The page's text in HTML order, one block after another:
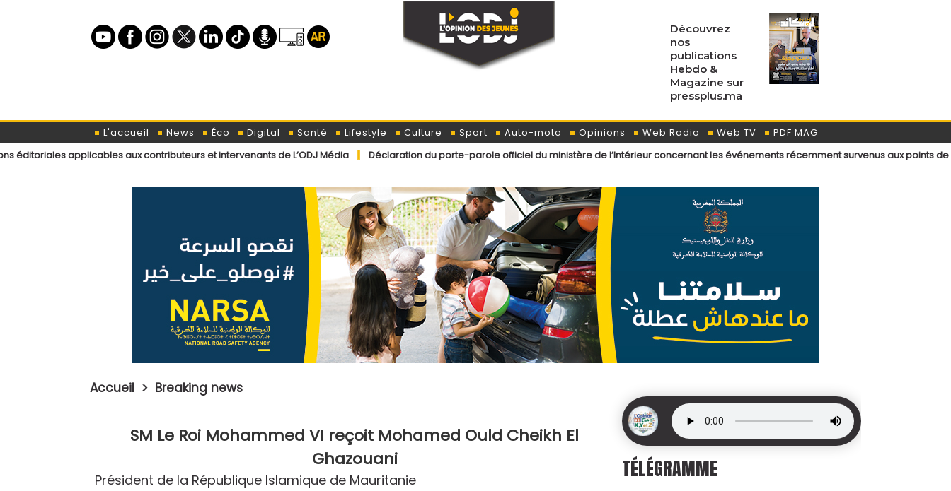
Découvrez
nos
publications
Hebdo &
Magazine sur
pressplus.ma
L'accueil News Éco Digital Santé Lifestyle Culture Sport Auto-moto Opinions Web Radio Web TV
PDF MAG
aux contributeurs et intervenants de L’ODJ Média
Déclaration du porte-parole officiel du ministère de l’Intérieur concernant les événements récemment survenus aux points de passage
Accueil > Breaking news
SM Le Roi Mohammed VI reçoit Mohamed Ould Cheikh El
Ghazouani
Président de la République Islamique de Mauritanie TÉLÉGRAMME